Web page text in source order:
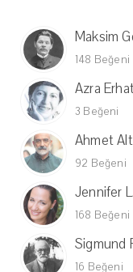
Maksim
148 Beğeni
Azra
3 Beğeni
Ahmet
92 Beğeni
Jennifer
168 Beğeni
Sigmund
16 Beğeni